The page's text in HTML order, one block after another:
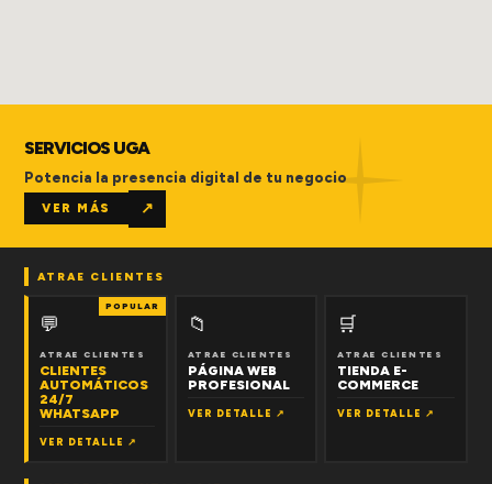
SERVICIOS UGA
Potencia la presencia digital de tu negocio
VER MÁS ↗
ATRAE CLIENTES
POPULAR
💬
ATRAE CLIENTES
CLIENTES
AUTOMÁTICOS
24/7
WHATSAPP
VER DETALLE ↗
📁
ATRAE CLIENTES
PÁGINA WEB
PROFESIONAL
VER DETALLE ↗
🛒
ATRAE CLIENTES
TIENDA E-
COMMERCE
VER DETALLE ↗